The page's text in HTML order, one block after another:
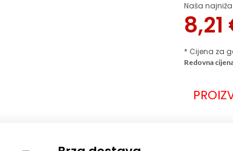
Naša
8,21
* Cijena za
Redovna